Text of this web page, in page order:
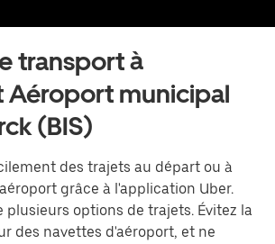
transport à
Aéroport municipal
(BIS)
des trajets au départ ou à
grâce à l'application Uber.
plusieurs options de trajets. Évitez la
des navettes d'aéroport, et ne